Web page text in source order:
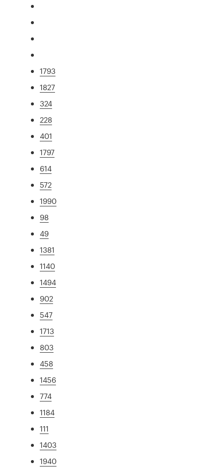
1793
1827
324
228
401
1797
614
572
1990
98
49
1381
1140
1494
902
547
1713
803
458
1456
774
1184
111
1403
1940